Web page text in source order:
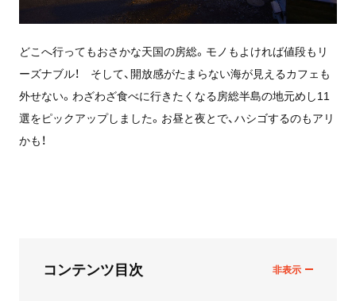
どこへ行ってもおさかな天国の房総。モノもよければ値段もリ
ーズナブル！ そして、開放感がたまらない海が見えるカフェも
外せない。わざわざ食べに行きたくなる房総半島の地元めし11
選をピックアップしました。お昼と夜とで、ハシゴするのもアリ
かも！
コンテンツ目次